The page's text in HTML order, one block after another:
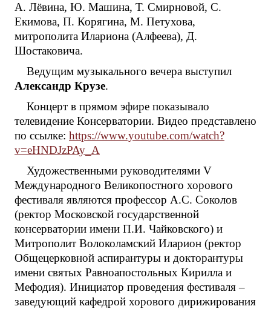
А. Лёвина, Ю. Машина, Т. Смирновой, С.
Екимова, П. Корягина, М. Петухова,
митрополита Илариона (Алфеева), Д.
Шостаковича.
Ведущим музыкального вечера выступил
Александр Крузе.
Концерт в прямом эфире показывало
телевидение Консерватории. Видео представлено
по ссылке: https://www.youtube.com/watch?
v=eHNDJzPAy_A
Художественными руководителями V
Международного Великопостного хорового
фестиваля являются профессор А.С. Соколов
(ректор Московской государственной
консерватории имени П.И. Чайковского) и
Митрополит Волоколамский Иларион (ректор
Общецерковной аспирантуры и докторантуры
имени святых Равноапостольных Кирилла и
Мефодия). Инициатор проведения фестиваля –
заведующий кафедрой хорового дирижирования